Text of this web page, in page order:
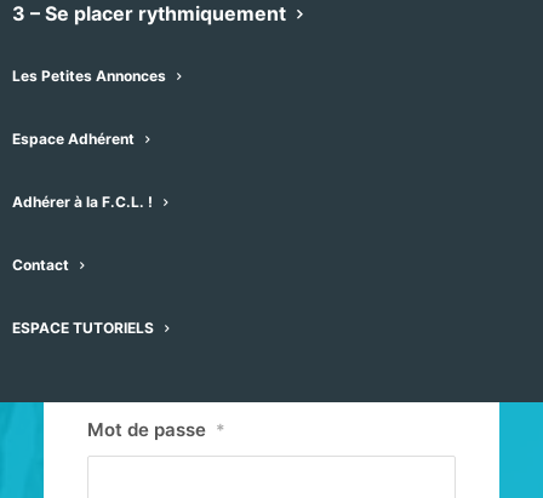
3 – Se placer rythmiquement
Les Petites Annonces
Espace Adhérent
Adhérer à la F.C.L. !
Contact
ESPACE TUTORIELS
Mot de passe *